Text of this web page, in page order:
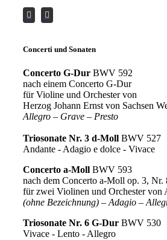
Concerti und Sonaten
Concerto G-Dur BWV 592
nach einem Concerto G-Dur
für Violine und Orchester von
Herzog Johann Ernst von Sachsen
Allegro – Grave – Presto
Triosonate Nr. 3 d-Moll BWV 527
Andante - Adagio e dolce - Vivace
Concerto a-Moll BWV 593
nach dem Concerto a-Moll op. 3, Nr.
für zwei Violinen und Orchester von
(ohne Bezeichnung) – Adagio –
Triosonate Nr. 6 G-Dur BWV 530
Vivace - Lento - Allegro